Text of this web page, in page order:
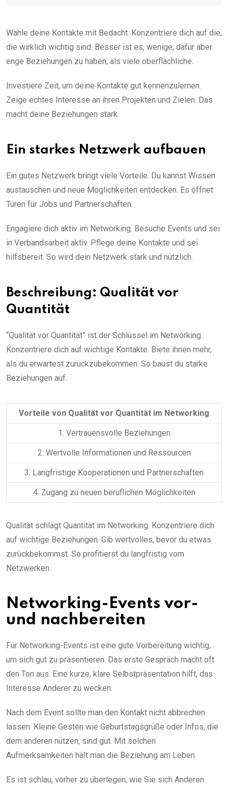
Wähle deine Kontakte mit Bedacht. Konzentriere dich auf die,
die wirklich wichtig sind. Besser ist es, wenige, dafür aber
enge Beziehungen zu haben, als viele oberflächliche.
Investiere Zeit, um deine Kontakte gut kennenzulernen.
Zeige echtes Interesse an ihren Projekten und Zielen. Das
macht deine Beziehungen stark.
Ein starkes Netzwerk aufbauen
Ein gutes Netzwerk bringt viele Vorteile. Du kannst Wissen
austauschen und neue Möglichkeiten entdecken. Es öffnet
Türen für Jobs und Partnerschaften.
Engagiere dich aktiv im Networking. Besuche Events und sei
in Verbandsarbeit aktiv. Pflege deine Kontakte und sei
hilfsbereit. So wird dein Netzwerk stark und nützlich.
Beschreibung: Qualität vor
Quantität
“Qualität vor Quantität” ist der Schlüssel im Networking.
Konzentriere dich auf wichtige Kontakte. Biete ihnen mehr,
als du erwartest zurückzubekommen. So baust du starke
Beziehungen auf.
Vorteile von Qualität vor Quantität im Networking
1. Vertrauensvolle Beziehungen
2. Wertvolle Informationen und Ressourcen
3. Langfristige Kooperationen und Partnerschaften
4. Zugang zu neuen beruflichen Möglichkeiten
Qualität schlägt Quantität im Networking. Konzentriere dich
auf wichtige Beziehungen. Gib wertvolles, bevor du etwas
zurückbekommst. So profitierst du langfristig vom
Netzwerken.
Networking-Events vor-
und nachbereiten
Für Networking-Events ist eine gute Vorbereitung wichtig,
um sich gut zu präsentieren. Das erste Gespräch macht oft
den Ton aus. Eine kurze, klare Selbstpräsentation hilft, das
Interesse Anderer zu wecken.
Nach dem Event sollte man den Kontakt nicht abbrechen
lassen. Kleine Gesten wie Geburtstagsgrüße oder Infos, die
dem anderen nützen, sind gut. Mit solchen
Aufmerksamkeiten hält man die Beziehung am Leben.
Es ist schlau, vorher zu überlegen, wie Sie sich Anderen